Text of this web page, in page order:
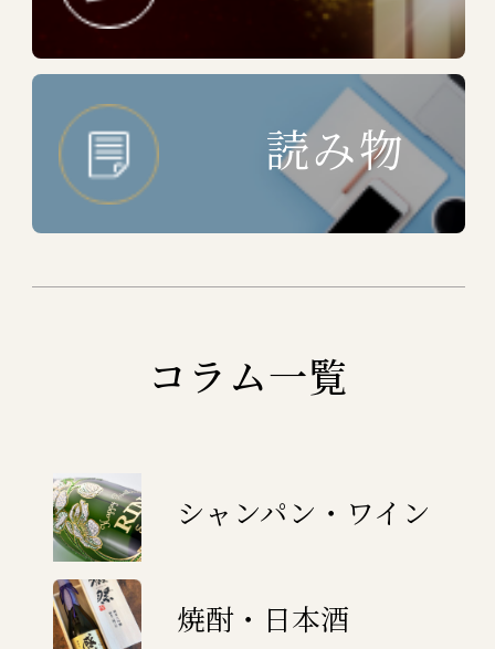
読み物
コラム一覧
シャンパン・ワイン
焼酎・日本酒